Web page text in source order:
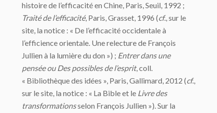
histoire de l’efficacité en Chine, Paris, Seuil, 1992 ;
Traité de l’efficacité, Paris, Grasset, 1996 (cf., sur le
site, la notice : « De l’efficacité occidentale à
l’efficience orientale. Une relecture de François
Jullien à la lumière du don ») ; Entrer dans une
pensée ou Des possibles de l’esprit, coll.
« Bibliothèque des idées », Paris, Gallimard, 2012 (cf.,
sur le site, la notice : « La Bible et le Livre des
transformationsselon François Jullien »). Sur la